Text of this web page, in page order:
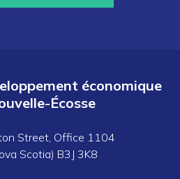
économique
Écosse
Street, Office 1104
Scotia) B3J 3K8